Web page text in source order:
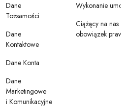
Dane
Tożsamości
Dane
Kontaktowe
Dane Konta
Dane
Marketingowe
i Komunikacyjne
Wykonanie
Ciążący na nas
obowiązek